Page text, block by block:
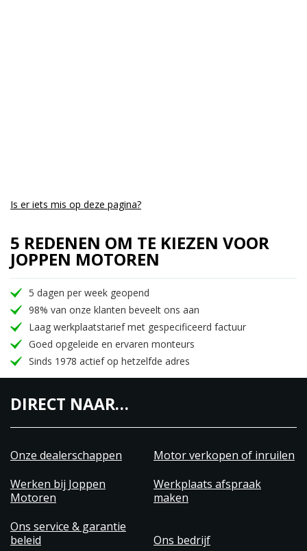
Is er iets mis op deze pagina?
5 REDENEN OM TE KIEZEN VOOR
JOPPEN MOTOREN
5 dagen per week geopend
98% van onze klanten beveelt ons aan
Laag werkplaatstarief met gespecificeerd factuur
Goed opgeleide en ervaren monteurs
Sinds 1978 actief op hetzelfde adres
DIRECT NAAR…
Onze dealerschappen
Motor verkopen of inruilen
Werken bij Joppen
Motoren
Werkplaats afspraak
maken
Ons service & garantie
beleid
Ons bedrijf